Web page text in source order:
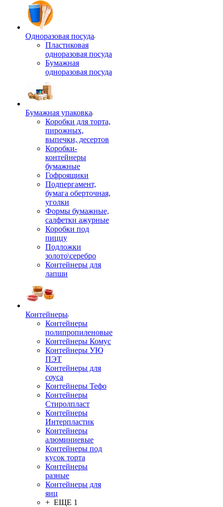
Одноразовая посуда
Пластиковая
одноразовая посуда
Бумажная
одноразовая посуда
Бумажная упаковка
Коробки для торта,
пирожных,
выпечки, десертов
Коробки-
контейнеры
бумажные
Гофроящики
Подпергамент,
бумага оберточная,
уголки
Формы бумажные,
салфетки ажурные
Коробки под
пиццу
Подложки
золото\серебро
Контейнеры для
лапши
Контейнеры
Контейнеры
полипропиленовые
Контейнеры Комус
Контейнеры УЮ
ПЭТ
Контейнеры для
соуса
Контейнеры Тефо
Контейнеры
Стиролпласт
Контейнеры
Интерпластик
Контейнеры
алюминиевые
Контейнеры под
кусок торта
Контейнеры
разные
Контейнеры для
яиц
+ ЕЩЕ 1